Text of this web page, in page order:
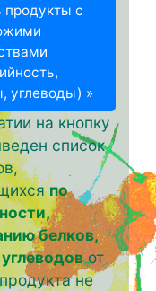
продукты с
углеводы) »
на кнопку
список
по
белков,
от
не